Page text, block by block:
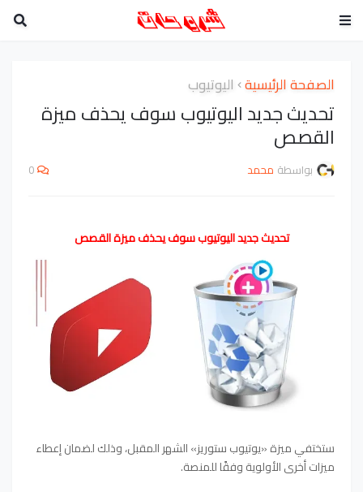
الصفحة الرئيسية اليوتيوب
تحديث جديد اليوتيوب سوف يحذف ميزة
القصص
بواسطة محمد 0
تحديث جديد اليوتيوب سوف يحذف ميزة القصص
ستختفي ميزة «يوتيوب ستوريز» الشهر المقبل، وذلك لضمان إعطاء
ميزات أخرى الأولوية وفقًا للمنصة.